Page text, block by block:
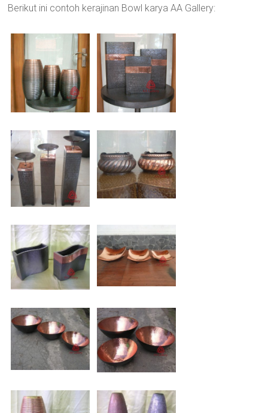
Berikut ini contoh kerajinan Bowl karya AA Gallery: